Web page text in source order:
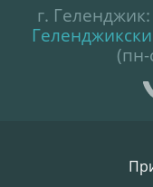
г. Геленджик:
(пн-